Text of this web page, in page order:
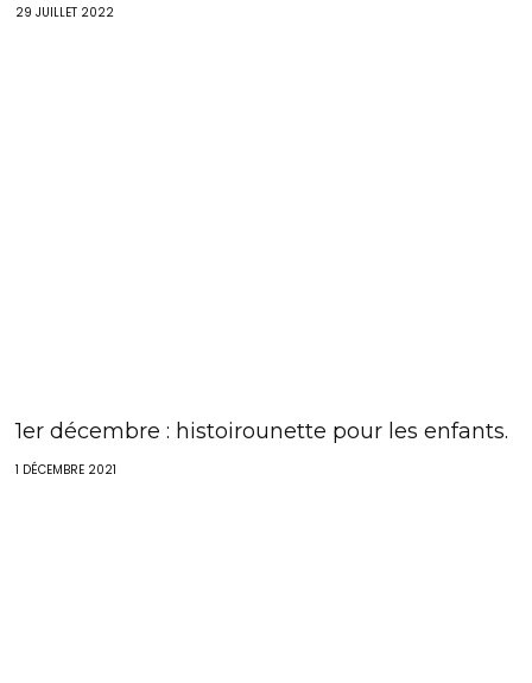
29 JUILLET 2022
1er décembre : histoirounette pour les enfants.
1 DÉCEMBRE 2021